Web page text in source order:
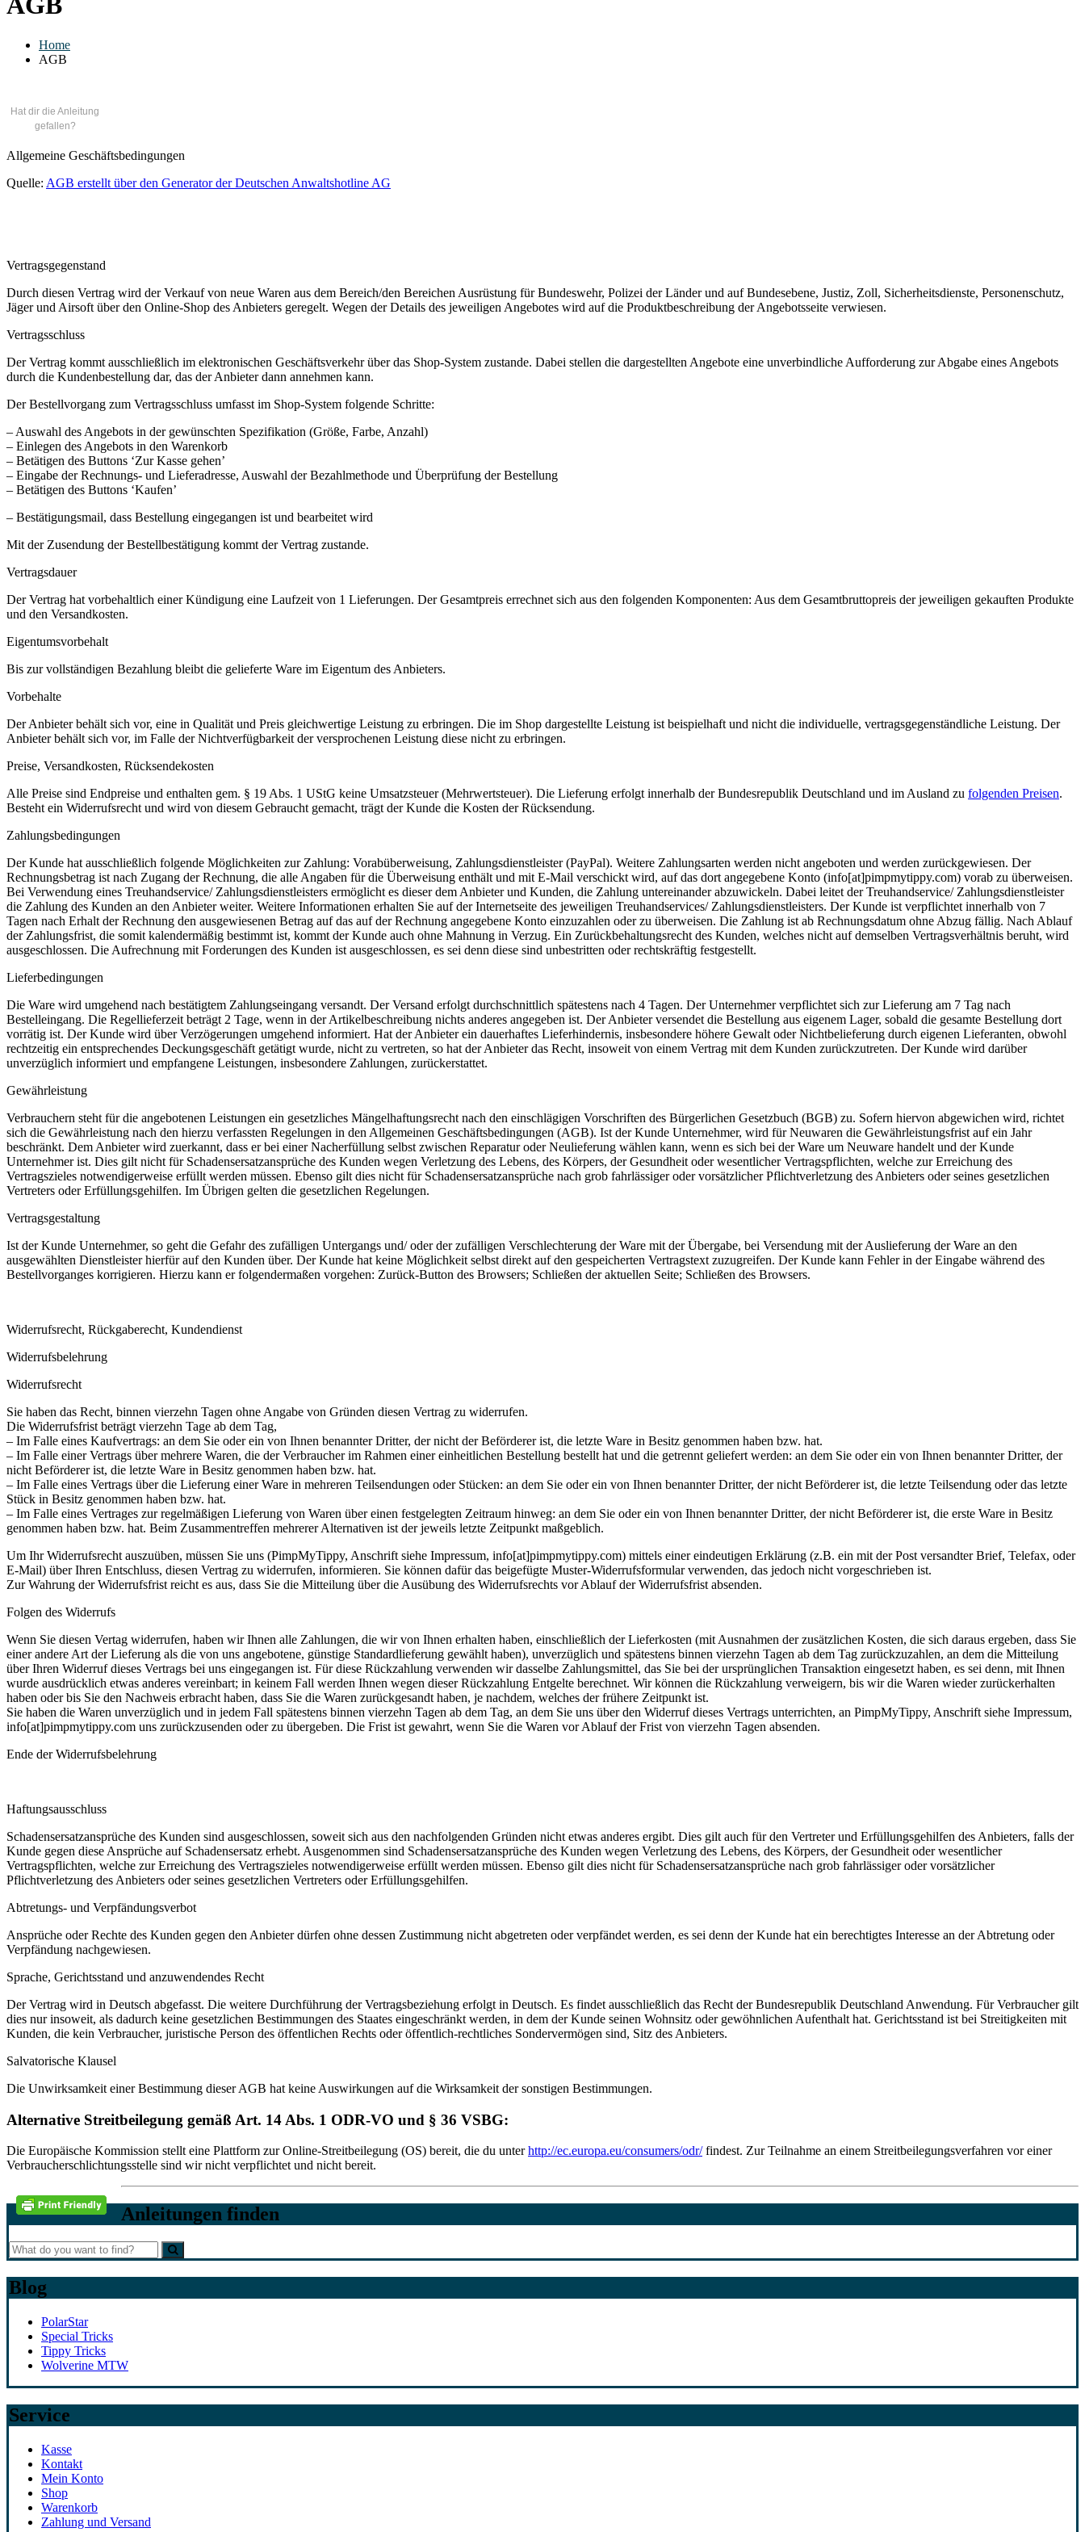
Home
AGB
Hat dir die Anleitung
gefallen?
Allgemeine Geschäftsbedingungen
Quelle: AGB erstellt über den Generator der Deutschen Anwaltshotline AG
Vertragsgegenstand
Durch diesen Vertrag wird der Verkauf von neue Waren aus dem Bereich/den Bereichen Ausrüstung für Bundeswehr, Polizei der Länder und auf Bundesebene, Justiz, Zoll, Sicherheitsdienste, Personenschutz,
Jäger und Airsoft über den Online-Shop des Anbieters geregelt. Wegen der Details des jeweiligen Angebotes wird auf die Produktbeschreibung der Angebotsseite verwiesen.
Vertragsschluss
Der Vertrag kommt ausschließlich im elektronischen Geschäftsverkehr über das Shop-System zustande. Dabei stellen die dargestellten Angebote eine unverbindliche Aufforderung zur Abgabe eines Angebots
durch die Kundenbestellung dar, das der Anbieter dann annehmen kann.
Der Bestellvorgang zum Vertragsschluss umfasst im Shop-System folgende Schritte:
– Auswahl des Angebots in der gewünschten Spezifikation (Größe, Farbe, Anzahl)
– Einlegen des Angebots in den Warenkorb
– Betätigen des Buttons ‘Zur Kasse gehen’
– Eingabe der Rechnungs- und Lieferadresse, Auswahl der Bezahlmethode und Überprüfung der Bestellung
– Betätigen des Buttons ‘Kaufen’
– Bestätigungsmail, dass Bestellung eingegangen ist und bearbeitet wird
Mit der Zusendung der Bestellbestätigung kommt der Vertrag zustande.
Vertragsdauer
Der Vertrag hat vorbehaltlich einer Kündigung eine Laufzeit von 1 Lieferungen. Der Gesamtpreis errechnet sich aus den folgenden Komponenten: Aus dem Gesamtbruttopreis der jeweiligen gekauften Produkte
und den Versandkosten.
Eigentumsvorbehalt
Bis zur vollständigen Bezahlung bleibt die gelieferte Ware im Eigentum des Anbieters.
Vorbehalte
Der Anbieter behält sich vor, eine in Qualität und Preis gleichwertige Leistung zu erbringen. Die im Shop dargestellte Leistung ist beispielhaft und nicht die individuelle, vertragsgegenständliche Leistung. Der
Anbieter behält sich vor, im Falle der Nichtverfügbarkeit der versprochenen Leistung diese nicht zu erbringen.
Preise, Versandkosten, Rücksendekosten
Alle Preise sind Endpreise und enthalten gem. § 19 Abs. 1 UStG keine Umsatzsteuer (Mehrwertsteuer). Die Lieferung erfolgt innerhalb der Bundesrepublik Deutschland und im Ausland zu folgenden Preisen.
Besteht ein Widerrufsrecht und wird von diesem Gebraucht gemacht, trägt der Kunde die Kosten der Rücksendung.
Zahlungsbedingungen
Der Kunde hat ausschließlich folgende Möglichkeiten zur Zahlung: Vorabüberweisung, Zahlungsdienstleister (PayPal). Weitere Zahlungsarten werden nicht angeboten und werden zurückgewiesen. Der
Rechnungsbetrag ist nach Zugang der Rechnung, die alle Angaben für die Überweisung enthält und mit E-Mail verschickt wird, auf das dort angegebene Konto (info[at]pimpmytippy.com) vorab zu überweisen.
Bei Verwendung eines Treuhandservice/ Zahlungsdienstleisters ermöglicht es dieser dem Anbieter und Kunden, die Zahlung untereinander abzuwickeln. Dabei leitet der Treuhandservice/ Zahlungsdienstleister
die Zahlung des Kunden an den Anbieter weiter. Weitere Informationen erhalten Sie auf der Internetseite des jeweiligen Treuhandservices/ Zahlungsdienstleisters. Der Kunde ist verpflichtet innerhalb von 7
Tagen nach Erhalt der Rechnung den ausgewiesenen Betrag auf das auf der Rechnung angegebene Konto einzuzahlen oder zu überweisen. Die Zahlung ist ab Rechnungsdatum ohne Abzug fällig. Nach Ablauf
der Zahlungsfrist, die somit kalendermäßig bestimmt ist, kommt der Kunde auch ohne Mahnung in Verzug. Ein Zurückbehaltungsrecht des Kunden, welches nicht auf demselben Vertragsverhältnis beruht, wird
ausgeschlossen. Die Aufrechnung mit Forderungen des Kunden ist ausgeschlossen, es sei denn diese sind unbestritten oder rechtskräftig festgestellt.
Lieferbedingungen
Die Ware wird umgehend nach bestätigtem Zahlungseingang versandt. Der Versand erfolgt durchschnittlich spätestens nach 4 Tagen. Der Unternehmer verpflichtet sich zur Lieferung am 7 Tag nach
Bestelleingang. Die Regellieferzeit beträgt 2 Tage, wenn in der Artikelbeschreibung nichts anderes angegeben ist. Der Anbieter versendet die Bestellung aus eigenem Lager, sobald die gesamte Bestellung dort
vorrätig ist. Der Kunde wird über Verzögerungen umgehend informiert. Hat der Anbieter ein dauerhaftes Lieferhindernis, insbesondere höhere Gewalt oder Nichtbelieferung durch eigenen Lieferanten, obwohl
rechtzeitig ein entsprechendes Deckungsgeschäft getätigt wurde, nicht zu vertreten, so hat der Anbieter das Recht, insoweit von einem Vertrag mit dem Kunden zurückzutreten. Der Kunde wird darüber
unverzüglich informiert und empfangene Leistungen, insbesondere Zahlungen, zurückerstattet.
Gewährleistung
Verbrauchern steht für die angebotenen Leistungen ein gesetzliches Mängelhaftungsrecht nach den einschlägigen Vorschriften des Bürgerlichen Gesetzbuch (BGB) zu. Sofern hiervon abgewichen wird, richtet
sich die Gewährleistung nach den hierzu verfassten Regelungen in den Allgemeinen Geschäftsbedingungen (AGB). Ist der Kunde Unternehmer, wird für Neuwaren die Gewährleistungsfrist auf ein Jahr
beschränkt. Dem Anbieter wird zuerkannt, dass er bei einer Nacherfüllung selbst zwischen Reparatur oder Neulieferung wählen kann, wenn es sich bei der Ware um Neuware handelt und der Kunde
Unternehmer ist. Dies gilt nicht für Schadensersatzansprüche des Kunden wegen Verletzung des Lebens, des Körpers, der Gesundheit oder wesentlicher Vertragspflichten, welche zur Erreichung des
Vertragszieles notwendigerweise erfüllt werden müssen. Ebenso gilt dies nicht für Schadensersatzansprüche nach grob fahrlässiger oder vorsätzlicher Pflichtverletzung des Anbieters oder seines gesetzlichen
Vertreters oder Erfüllungsgehilfen. Im Übrigen gelten die gesetzlichen Regelungen.
Vertragsgestaltung
Ist der Kunde Unternehmer, so geht die Gefahr des zufälligen Untergangs und/ oder der zufälligen Verschlechterung der Ware mit der Übergabe, bei Versendung mit der Auslieferung der Ware an den
ausgewählten Dienstleister hierfür auf den Kunden über. Der Kunde hat keine Möglichkeit selbst direkt auf den gespeicherten Vertragstext zuzugreifen. Der Kunde kann Fehler in der Eingabe während des
Bestellvorganges korrigieren. Hierzu kann er folgendermaßen vorgehen: Zurück-Button des Browsers; Schließen der aktuellen Seite; Schließen des Browsers.
Widerrufsrecht, Rückgaberecht, Kundendienst
Widerrufsbelehrung
Widerrufsrecht
Sie haben das Recht, binnen vierzehn Tagen ohne Angabe von Gründen diesen Vertrag zu widerrufen.
Die Widerrufsfrist beträgt vierzehn Tage ab dem Tag,
– Im Falle eines Kaufvertrags: an dem Sie oder ein von Ihnen benannter Dritter, der nicht der Beförderer ist, die letzte Ware in Besitz genommen haben bzw. hat.
– Im Falle einer Vertrags über mehrere Waren, die der Verbraucher im Rahmen einer einheitlichen Bestellung bestellt hat und die getrennt geliefert werden: an dem Sie oder ein von Ihnen benannter Dritter, der
nicht Beförderer ist, die letzte Ware in Besitz genommen haben bzw. hat.
– Im Falle eines Vertrags über die Lieferung einer Ware in mehreren Teilsendungen oder Stücken: an dem Sie oder ein von Ihnen benannter Dritter, der nicht Beförderer ist, die letzte Teilsendung oder das letzte
Stück in Besitz genommen haben bzw. hat.
– Im Falle eines Vertrages zur regelmäßigen Lieferung von Waren über einen festgelegten Zeitraum hinweg: an dem Sie oder ein von Ihnen benannter Dritter, der nicht Beförderer ist, die erste Ware in Besitz
genommen haben bzw. hat. Beim Zusammentreffen mehrerer Alternativen ist der jeweils letzte Zeitpunkt maßgeblich.
Um Ihr Widerrufsrecht auszuüben, müssen Sie uns (PimpMyTippy, Anschrift siehe Impressum, info[at]pimpmytippy.com) mittels einer eindeutigen Erklärung (z.B. ein mit der Post versandter Brief, Telefax, oder
E-Mail) über Ihren Entschluss, diesen Vertrag zu widerrufen, informieren. Sie können dafür das beigefügte Muster-Widerrufsformular verwenden, das jedoch nicht vorgeschrieben ist.
Zur Wahrung der Widerrufsfrist reicht es aus, dass Sie die Mitteilung über die Ausübung des Widerrufsrechts vor Ablauf der Widerrufsfrist absenden.
Folgen des Widerrufs
Wenn Sie diesen Vertag widerrufen, haben wir Ihnen alle Zahlungen, die wir von Ihnen erhalten haben, einschließlich der Lieferkosten (mit Ausnahmen der zusätzlichen Kosten, die sich daraus ergeben, dass Sie
einer andere Art der Lieferung als die von uns angebotene, günstige Standardlieferung gewählt haben), unverzüglich und spätestens binnen vierzehn Tagen ab dem Tag zurückzuzahlen, an dem die Mitteilung
über Ihren Widerruf dieses Vertrags bei uns eingegangen ist. Für diese Rückzahlung verwenden wir dasselbe Zahlungsmittel, das Sie bei der ursprünglichen Transaktion eingesetzt haben, es sei denn, mit Ihnen
wurde ausdrücklich etwas anderes vereinbart; in keinem Fall werden Ihnen wegen dieser Rückzahlung Entgelte berechnet. Wir können die Rückzahlung verweigern, bis wir die Waren wieder zurückerhalten
haben oder bis Sie den Nachweis erbracht haben, dass Sie die Waren zurückgesandt haben, je nachdem, welches der frühere Zeitpunkt ist.
Sie haben die Waren unverzüglich und in jedem Fall spätestens binnen vierzehn Tagen ab dem Tag, an dem Sie uns über den Widerruf dieses Vertrags unterrichten, an PimpMyTippy, Anschrift siehe Impressum,
info[at]pimpmytippy.com uns zurückzusenden oder zu übergeben. Die Frist ist gewahrt, wenn Sie die Waren vor Ablauf der Frist von vierzehn Tagen absenden.
Ende der Widerrufsbelehrung
Haftungsausschluss
Schadensersatzansprüche des Kunden sind ausgeschlossen, soweit sich aus den nachfolgenden Gründen nicht etwas anderes ergibt. Dies gilt auch für den Vertreter und Erfüllungsgehilfen des Anbieters, falls der
Kunde gegen diese Ansprüche auf Schadensersatz erhebt. Ausgenommen sind Schadensersatzansprüche des Kunden wegen Verletzung des Lebens, des Körpers, der Gesundheit oder wesentlicher
Vertragspflichten, welche zur Erreichung des Vertragszieles notwendigerweise erfüllt werden müssen. Ebenso gilt dies nicht für Schadensersatzansprüche nach grob fahrlässiger oder vorsätzlicher
Pflichtverletzung des Anbieters oder seines gesetzlichen Vertreters oder Erfüllungsgehilfen.
Abtretungs- und Verpfändungsverbot
Ansprüche oder Rechte des Kunden gegen den Anbieter dürfen ohne dessen Zustimmung nicht abgetreten oder verpfändet werden, es sei denn der Kunde hat ein berechtigtes Interesse an der Abtretung oder
Verpfändung nachgewiesen.
Sprache, Gerichtsstand und anzuwendendes Recht
Der Vertrag wird in Deutsch abgefasst. Die weitere Durchführung der Vertragsbeziehung erfolgt in Deutsch. Es findet ausschließlich das Recht der Bundesrepublik Deutschland Anwendung. Für Verbraucher gilt
dies nur insoweit, als dadurch keine gesetzlichen Bestimmungen des Staates eingeschränkt werden, in dem der Kunde seinen Wohnsitz oder gewöhnlichen Aufenthalt hat. Gerichtsstand ist bei Streitigkeiten mit
Kunden, die kein Verbraucher, juristische Person des öffentlichen Rechts oder öffentlich-rechtliches Sondervermögen sind, Sitz des Anbieters.
Salvatorische Klausel
Die Unwirksamkeit einer Bestimmung dieser AGB hat keine Auswirkungen auf die Wirksamkeit der sonstigen Bestimmungen.
Alternative Streitbeilegung gemäß Art. 14 Abs. 1 ODR-VO und § 36 VSBG:
Die Europäische Kommission stellt eine Plattform zur Online-Streitbeilegung (OS) bereit, die du unterhttp://ec.europa.eu/consumers/odr/findest. Zur Teilnahme an einem Streitbeilegungsverfahren vor einer
Verbraucherschlichtungsstelle sind wir nicht verpflichtet und nicht bereit.
Anleitungen finden
Blog
PolarStar
Special Tricks
Tippy Tricks
Wolverine MTW
Service
Kasse
Kontakt
Mein Konto
Shop
Warenkorb
Zahlung und Versand